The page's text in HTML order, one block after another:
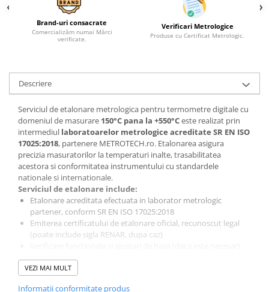
Brand-uri consacrate
Comercializăm numai Mărci
verificate.
Verificari Metrologice
Produse cu Certificat Metrologic.
Descriere
Serviciul de etalonare metrologica pentru termometre digitale cu
domeniul de masurare 150°C pana la +550°Ceste realizat prin
intermediul laboratoarelor metrologice acreditate SR EN ISO
17025:2018, partenere METROTECH.ro. Etalonarea asigura
precizia masuratorilor la temperaturi inalte, trasabilitatea
acestora si conformitatea instrumentului cu standardele
nationale si internationale.
Serviciul de etalonare include:
Etalonare acreditata efectuata in laborator metrologic
partener, conform SR EN ISO 17025:2018
Emiterea certificatului de etalonare oficial, recunoscut legal
(poate include sigla RENAR, dupa caz)
Etichetarea instrumentului (prin autocolant, inscriptie sau
gravare, dupa caz)
VEZI MAI MULT
Informatii conformitate produs